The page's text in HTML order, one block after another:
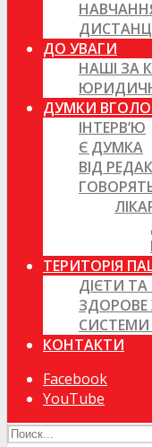
ДО УВАГИ
НАШІ ЗА
ДУМКИ
ІНТЕРВ’Ю
Є ДУМКА
ВІД
ТЕРИТОРІЯ
ДІЄТИ ТА
ЗДОРОВЕ
КОНТАКТИ
Facebook
YouTube